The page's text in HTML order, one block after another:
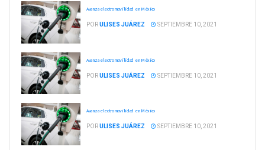
Avanza electromovilidad en México
PORULISES JUÁREZ SEPTIEMBRE 10, 2021
Avanza electromovilidad en México
PORULISES JUÁREZ SEPTIEMBRE 10, 2021
Avanza electromovilidad en México
PORULISES JUÁREZ SEPTIEMBRE 10, 2021